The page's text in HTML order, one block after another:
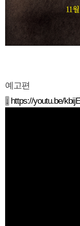
예고편
↓ https://youtu.be/